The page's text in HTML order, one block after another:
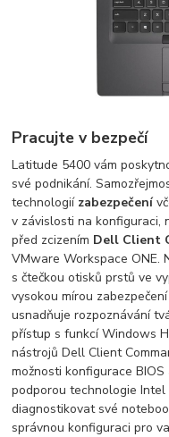
Pracujte v bezpečí
Latitude 5400 vám
své podnikání.
technologií zabezpečení
v závislosti na konfiguraci,
před zcizením Dell Client
VMware Workspace ONE.
s čtečkou otisků prstů ve
vysokou mírou
usnadňuje rozpoznávání
přístup s funkcí Windows
nástrojů Dell Client
možnosti konfigurace
podporou technologie
diagnostikovat své
správnou konfiguraci pro